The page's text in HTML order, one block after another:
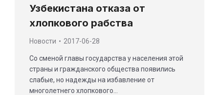
Узбекистана отказа от
хлопкового рабства
Новости 2017-06-28
Со сменой главы государства у населения этой
страны и гражданского общества появились
слабые, но надежды на избавление от
многолетнего хлопкового…